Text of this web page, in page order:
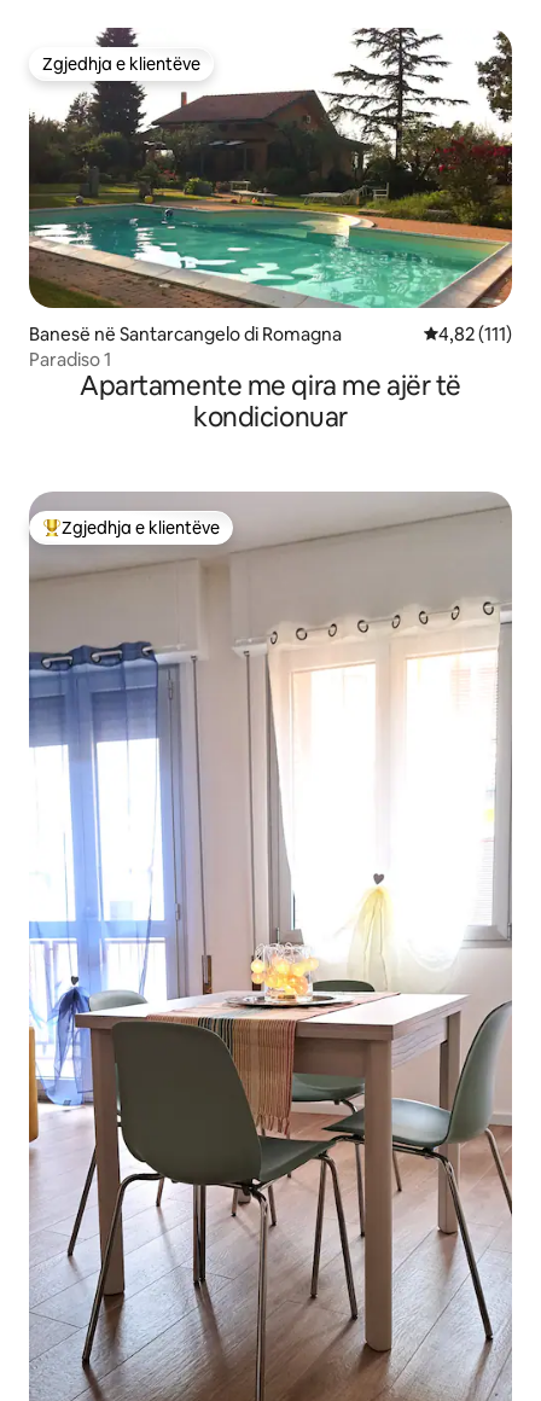
Zgjedhja e klientëve
Zgjedhja e klientëve
Banesë në Santarcangelo di Romagna Vlerësimi
4,82 (111)
Paradiso 1
Apartamente me qira me ajër të
kondicionuar
Më të mirat e zgjedhjeve të klientëve
Zgjedhja e klientëve